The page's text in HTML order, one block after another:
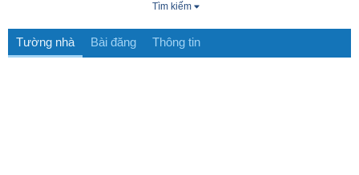
Tìm kiếm
Tường nhà Bài đăng Thông tin